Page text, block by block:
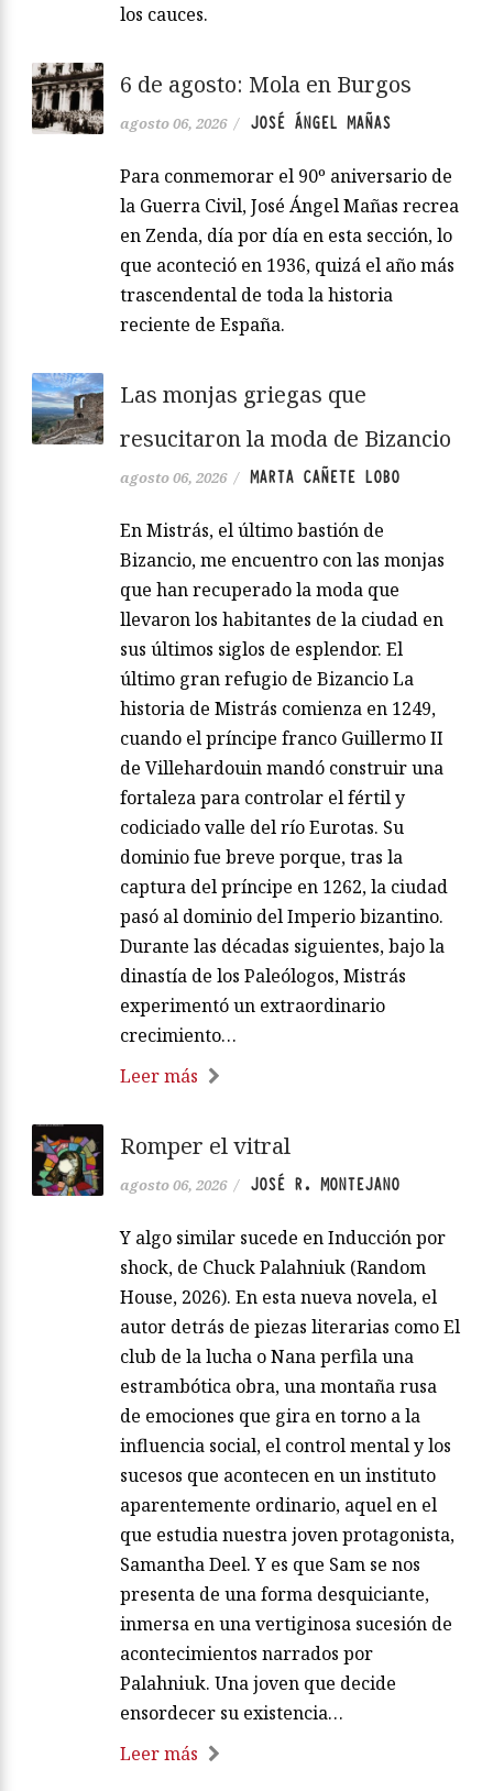
los cauces.
6 de agosto: Mola en Burgos
agosto 06, 2026 / JOSÉ ÁNGEL MAÑAS
Para conmemorar el 90º aniversario de
la Guerra Civil, José Ángel Mañas recrea
en Zenda, día por día en esta sección, lo
que aconteció en 1936, quizá el año más
trascendental de toda la historia
reciente de España.
Las monjas griegas que
resucitaron la moda de Bizancio
agosto 06, 2026 / MARTA CAÑETE LOBO
En Mistrás, el último bastión de
Bizancio, me encuentro con las monjas
que han recuperado la moda que
llevaron los habitantes de la ciudad en
sus últimos siglos de esplendor. El
último gran refugio de Bizancio La
historia de Mistrás comienza en 1249,
cuando el príncipe franco Guillermo II
de Villehardouin mandó construir una
fortaleza para controlar el fértil y
codiciado valle del río Eurotas. Su
dominio fue breve porque, tras la
captura del príncipe en 1262, la ciudad
pasó al dominio del Imperio bizantino.
Durante las décadas siguientes, bajo la
dinastía de los Paleólogos, Mistrás
experimentó un extraordinario
crecimiento…
Leer más
Romper el vitral
agosto 06, 2026 / JOSÉ R. MONTEJANO
Y algo similar sucede en Inducción por
shock, de Chuck Palahniuk (Random
House, 2026). En esta nueva novela, el
autor detrás de piezas literarias como El
club de la lucha o Nana perfila una
estrambótica obra, una montaña rusa
de emociones que gira en torno a la
influencia social, el control mental y los
sucesos que acontecen en un instituto
aparentemente ordinario, aquel en el
que estudia nuestra joven protagonista,
Samantha Deel. Y es que Sam se nos
presenta de una forma desquiciante,
inmersa en una vertiginosa sucesión de
acontecimientos narrados por
Palahniuk. Una joven que decide
ensordecer su existencia…
Leer más